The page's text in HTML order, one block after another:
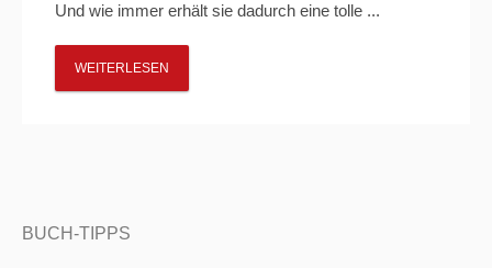
Und wie immer erhält sie dadurch eine tolle ...
WEITERLESEN
BUCH-TIPPS